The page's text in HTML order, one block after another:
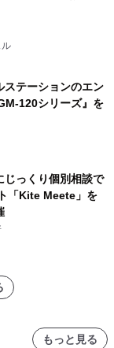
ステーションのエン
120シリーズ』を
じっくり個別相談で
「Kite Meete」を
もっと見る